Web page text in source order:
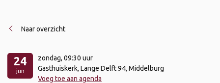
Naar overzicht
24
jun
zondag, 09:30 uur
Gasthuiskerk, Lange Delft 94, Middelburg
Voeg toe aan agenda